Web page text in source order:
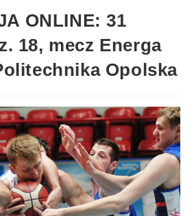
ONLINE: 31
18, mecz Energa
Opolska